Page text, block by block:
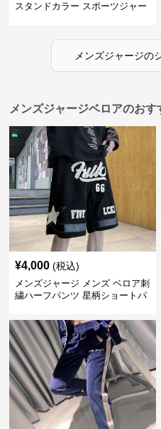
スタンドカラー スポーツジャー
メンズジャージの
メンズジャージベロアのおす
¥4,000 (税込)
メンズジャージ メンズ ベロア刺
繍ハーフパンツ 星柄ショートパ